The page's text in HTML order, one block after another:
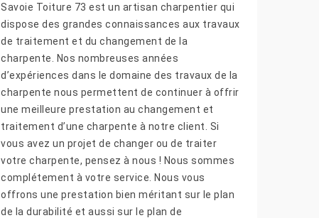
Savoie Toiture 73 est un artisan charpentier qui
dispose des grandes connaissances aux travaux
de traitement et du changement de la
charpente. Nos nombreuses années
d’expériences dans le domaine des travaux de la
charpente nous permettent de continuer à offrir
une meilleure prestation au changement et
traitement d’une charpente à notre client. Si
vous avez un projet de changer ou de traiter
votre charpente, pensez à nous ! Nous sommes
complétement à votre service. Nous vous
offrons une prestation bien méritant sur le plan
de la durabilité et aussi sur le plan de